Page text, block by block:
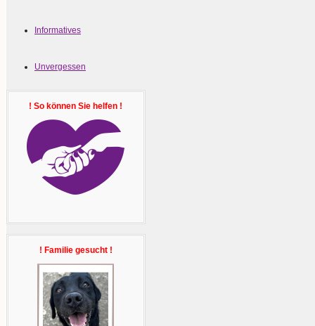
Informatives
Unvergessen
! So können Sie helfen !
! Familie gesucht !